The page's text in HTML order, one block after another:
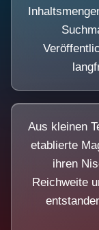
Aus kleinen
etablierte
ihren
Reichweite